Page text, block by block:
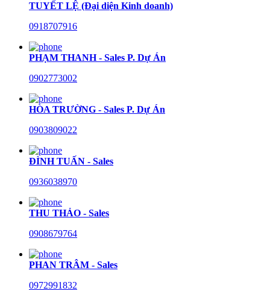
TUYẾT LỆ (Đại diện Kinh doanh)
0918707916
PHẠM THANH - Sales P. Dự Án
0902773002
HÒA TRƯỜNG - Sales P. Dự Án
0903809022
ĐÌNH TUẤN - Sales
0936038970
THU THẢO - Sales
0908679764
PHAN TRÂM - Sales
0972991832